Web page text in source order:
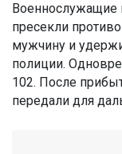
Военнослужащие
пресекли
мужчину и
полиции.
102. После
передали для